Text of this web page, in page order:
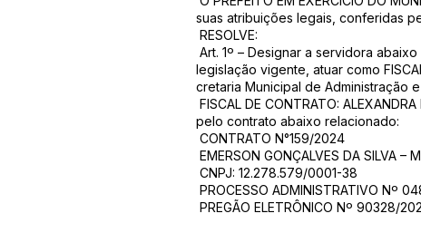
suas atribuições legais, conferidas
RESOLVE:
Art. 1º – Designar a servidora
legislação vigente, atuar como
cretaria Municipal de Administração e
FISCAL DE CONTRATO:
pelo contrato abaixo relacionado:
CONTRATO N°159/2024
EMERSON GONÇALVES DA SILVA –
CNPJ: 12.278.579/0001-38
PROCESSO ADMINISTRATIVO Nº
PREGÃO ELETRÔNICO Nº 90328/